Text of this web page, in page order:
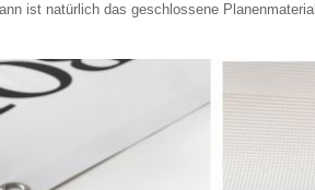
ist natürlich das geschlossene